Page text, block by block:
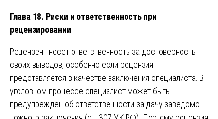
Глава 18. Риски и ответственность при
рецензировании
Рецензент несет ответственность за достоверность
своих выводов, особенно если рецензия
представляется в качестве заключения специалиста. В
уголовном процессе специалист может быть
предупрежден об ответственности за дачу заведомо